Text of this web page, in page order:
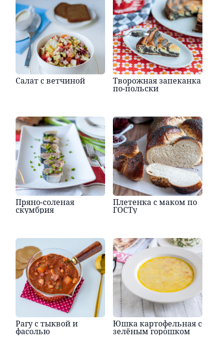
Салат с ветчиной Творожная запеканка
по-польски
Пряно-соленая
скумбрия
Плетенка с маком по
ГОСТу
Рагу с тыквой и
фасолью
Юшка картофельная с
зелёным горошком